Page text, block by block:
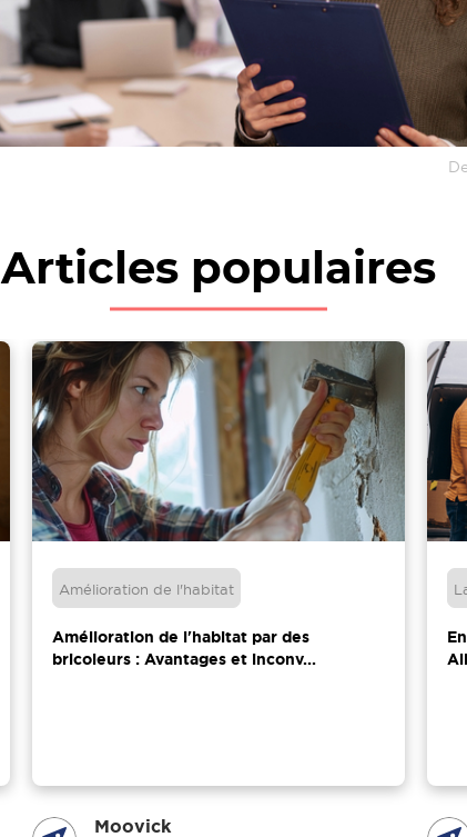
Articles populaires
Amélioration de l'habitat
Amélioration de l'habitat par des
bricoleurs : Avantages et inconv...
Moovick